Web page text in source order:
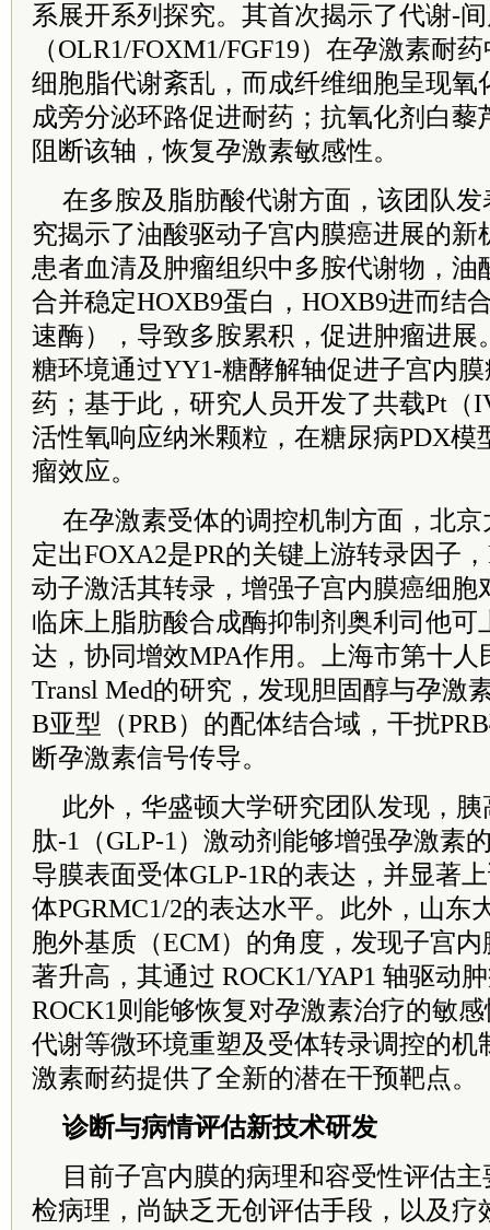
系展开系列探究。其首次揭示了代谢-
（OLR1/FOXM1/FGF19）在孕激素耐
细胞脂代谢紊乱，而成纤维细胞呈现氧
成旁分泌环路促进耐药；抗氧化剂白藜
阻断该轴，恢复孕激素敏感性。
在多胺及脂肪酸代谢方面，该团队发
究揭示了油酸驱动子宫内膜癌进展的新
患者血清及肿瘤组织中多胺代谢物，油
合并稳定HOXB9蛋白，HOXB9进而结
速酶），导致多胺累积，促进肿瘤进展
糖环境通过YY1-糖酵解轴促进子宫内
药；基于此，研究人员开发了共载Pt（
活性氧响应纳米颗粒，在糖尿病PDX模
瘤效应。
在孕激素受体的调控机制方面，北
定出FOXA2是PR的关键上游转录因子
动子激活其转录，增强子宫内膜癌细胞
临床上脂肪酸合成酶抑制剂奥利司他可
达，协同增效MPA作用。上海市第十人
Transl Med的研究，发现胆固醇与孕激
B亚型（PRB）的配体结合域，干扰
断孕激素信号传导。
此外，华盛顿大学研究团队发现，
肽-1（GLP-1）激动剂能够增强孕激素
导膜表面受体GLP-1R的表达，并显著
体PGRMC1/2的表达水平。此外，山东
胞外基质（ECM）的角度，发现子宫
著升高，其通过 ROCK1/YAP1 轴驱动
ROCK1则能够恢复对孕激素治疗的敏
代谢等微环境重塑及受体转录调控的机
激素耐药提供了全新的潜在干预靶点。
诊断与病情评估新技术研发
目前子宫内膜的病理和容受性评估
检病理，尚缺乏无创评估手段，以及疗